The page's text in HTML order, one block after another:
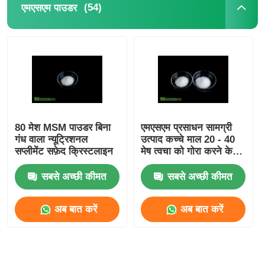
एमएसएम पाउडर (54)
80 मेश MSM पाउडर बिना
गंध वाला न्यूट्रिशनल
सप्लीमेंट सफ़ेद क्रिस्टलाइन
सबसे अच्छी कीमत
अब बात करें
एमएसएम प्रसाधन सामग्री
उत्पाद कच्चे माल 20 - 40
मेष त्वचा को गोरा करने के
लिए
सबसे अच्छी कीमत
अब बात करें